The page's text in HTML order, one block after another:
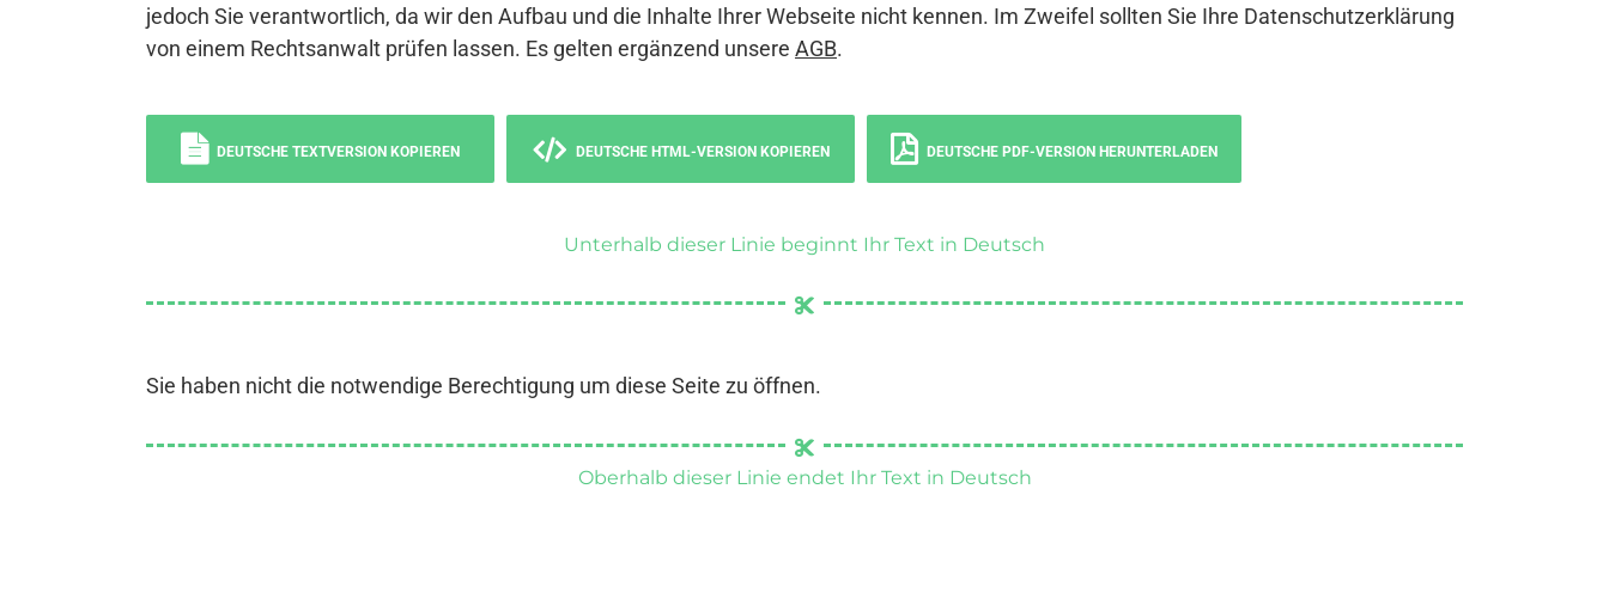
jedoch Sie verantwortlich, da wir den Aufbau und die Inhalte Ihrer Webseite nicht kennen. Im Zweifel sollten Sie Ihre Datenschutzerklärung
von einem Rechtsanwalt prüfen lassen. Es gelten ergänzend unsere AGB.
DEUTSCHE TEXTVERSION KOPIEREN DEUTSCHE HTML-VERSION KOPIEREN DEUTSCHE PDF-VERSION HERUNTERLADEN
Unterhalb dieser Linie beginnt Ihr Text in Deutsch
Sie haben nicht die notwendige Berechtigung um diese Seite zu öffnen.
Oberhalb dieser Linie endet Ihr Text in Deutsch